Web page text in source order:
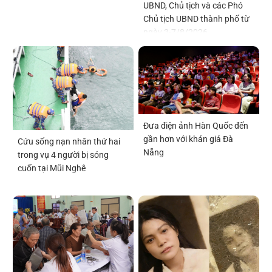
UBND, Chủ tịch và các Phó
Chủ tịch UBND thành phố từ
ngày 3-7/8/2026
Cứu sống nạn nhân thứ hai
trong vụ 4 người bị sóng
cuốn tại Mũi Nghê
Đưa điện ảnh Hàn Quốc đến
gần hơn với khán giả Đà
Nẵng